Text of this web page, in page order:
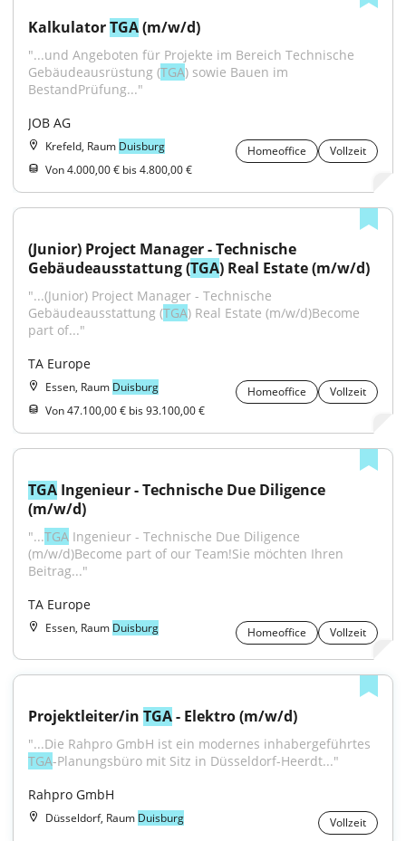
Kalkulator TGA (m/w/d)
"...und Angeboten für Projekte im Bereich Technische
Gebäudeausrüstung (TGA) sowie Bauen im
BestandPrüfung..."
JOB AG
Krefeld, Raum Duisburg Homeoffice
Vollzeit
Von 4.000,00 € bis 4.800,00 €
(Junior) Project Manager - Technische
Gebäudeausstattung (TGA) Real Estate (m/w/d)
"...(Junior) Project Manager - Technische
Gebäudeausstattung (TGA) Real Estate (m/w/d)Become
part of..."
TA Europe
Essen, Raum Duisburg Homeoffice
Vollzeit
Von 47.100,00 € bis 93.100,00 €
TGA Ingenieur - Technische Due Diligence
(m/w/d)
"...TGA Ingenieur - Technische Due Diligence
(m/w/d)Become part of our Team!Sie möchten Ihren
Beitrag..."
TA Europe
Essen, Raum Duisburg Homeoffice Vollzeit
Projektleiter/in TGA - Elektro (m/w/d)
TGA-Planungsbüro mit Sitz in Düsseldorf-Heerdt..."
Rahpro GmbH
Düsseldorf, Raum Duisburg Vollzeit